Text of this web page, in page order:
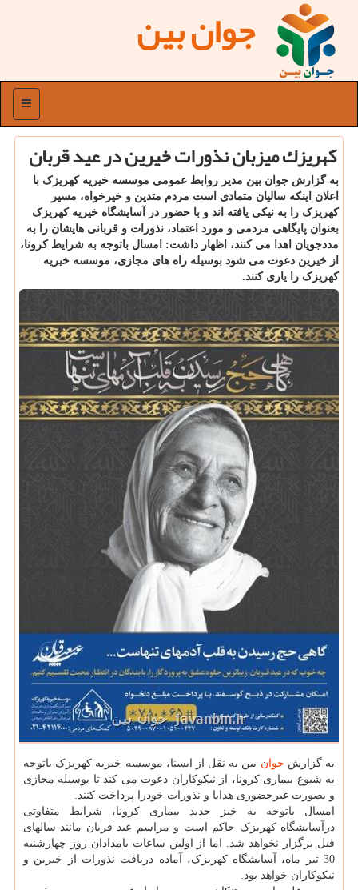
جوان بین
منو
كهریزك میزبان نذورات خیرین در عید قربان
به گزارش جوان بین مدیر روابط عمومی موسسه خیریه کهریزک با
اعلان اینکه سالیان متمادی است مردم متدین و خیرخواه، مسیر
کهریزک را به نیکی یافته اند و با حضور در آسایشگاه خیریه کهریزک
بعنوان پایگاهی مردمی و مورد اعتماد، نذورات و قربانی هایشان را به
مددجویان اهدا می کنند، اظهار داشت: امسال باتوجه به شرایط کرونا،
از خیرین دعوت می شود بوسیله راه های مجازی، موسسه خیریه
کهریزک را یاری کنند.
به گزارش جوان بین به نقل از ایسنا، موسسه خیریه کهریزک باتوجه
به شیوع بیماری کرونا، از نیکوکاران دعوت می کند تا بوسیله مجازی
و بصورت غیرحضوری هدایا و نذورات خودرا پرداخت کنند.
امسال باتوجه به خیز جدید بیماری کرونا، شرایط متفاوتی
درآسایشگاه کهریزک حاکم است و مراسم عید قربان مانند سالهای
قبل برگزار نخواهد شد. اما از اولین ساعات بامدادان روز چهارشنبه
30 تیر ماه، آسایشگاه کهریزک، آماده دریافت نذورات از خیرین و
نیکوکاران خواهد بود.